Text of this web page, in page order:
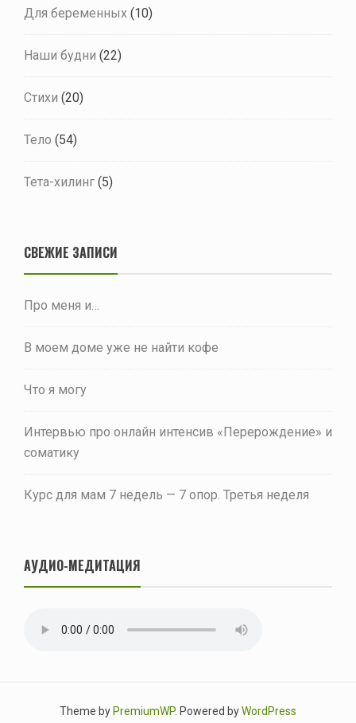
Для беременных (10)
Наши будни (22)
Стихи (20)
Тело (54)
Тета-хилинг (5)
СВЕЖИЕ ЗАПИСИ
Про меня и…
В моем доме уже не найти кофе
Что я могу
Интервью про онлайн интенсив «Перерождение» и
соматику
Курс для мам 7 недель — 7 опор. Третья неделя
АУДИО-МЕДИТАЦИЯ
Theme by PremiumWP. Powered byWordPress